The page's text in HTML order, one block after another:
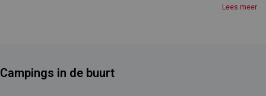
kajakafdaling van de rivier. Deze mooie camping die direct toegang geeft
Lees meer
Campings in de buurt